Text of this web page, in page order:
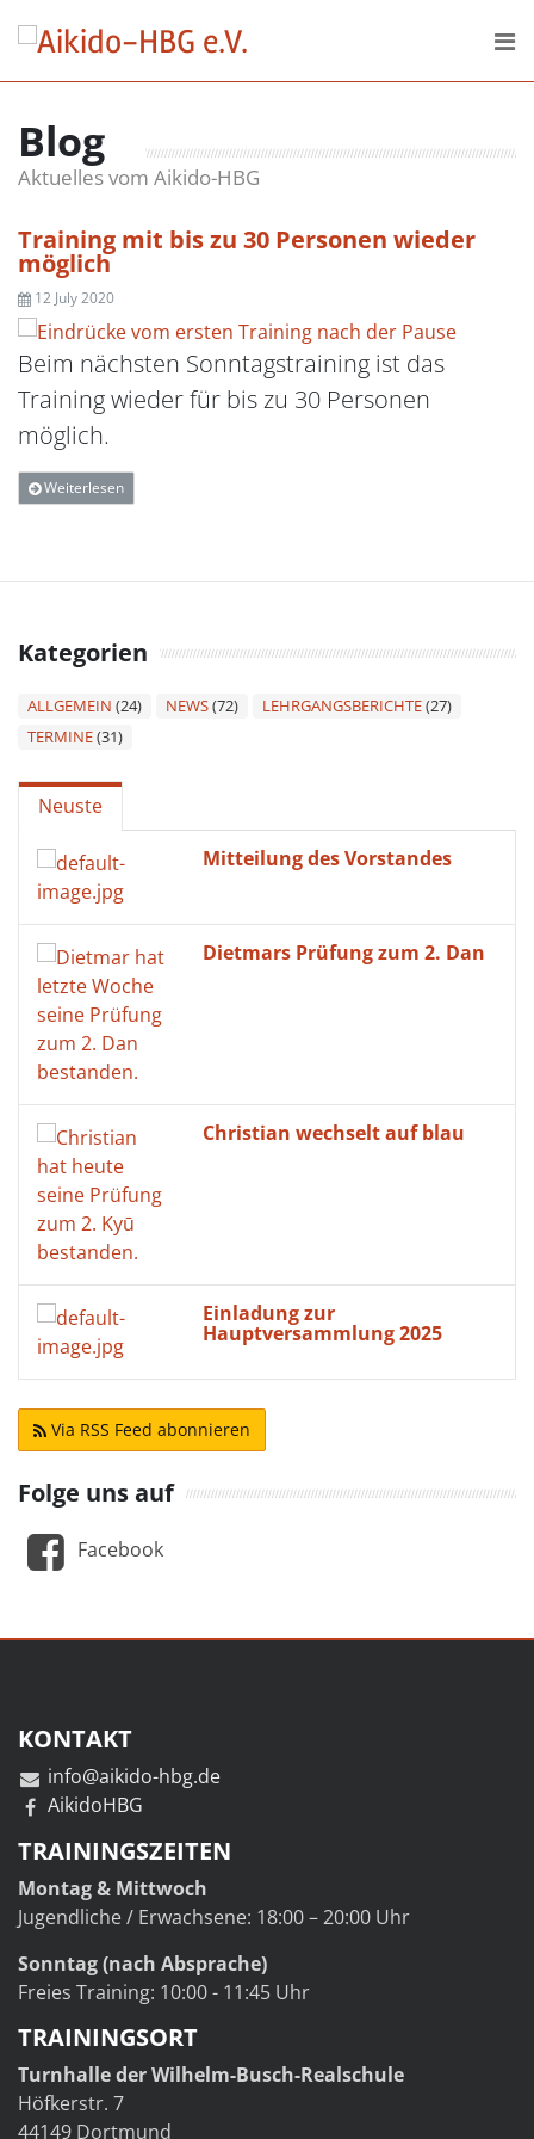
Blog
Aktuelles vom Aikido-HBG
Training mit bis zu 30 Personen wieder
möglich
12 July 2020
Beim nächsten Sonntagstraining ist das
Training wieder für bis zu 30 Personen
möglich.
Weiterlesen
Kategorien
ALLGEMEIN (24) NEWS(72) LEHRGANGSBERICHTE(27)
TERMINE(31)
Neuste
Mitteilung des Vorstandes
Dietmars Prüfung zum 2. Dan
Christian wechselt auf blau
Einladung zur
Hauptversammlung 2025
Via RSS Feed abonnieren
Folge uns auf
Facebook
KONTAKT
info@aikido-hbg.de
AikidoHBG
TRAININGSZEITEN
Montag & Mittwoch
Jugendliche / Erwachsene: 18:00 – 20:00 Uhr
Sonntag (nach Absprache)
Freies Training: 10:00 - 11:45 Uhr
TRAININGSORT
Turnhalle der Wilhelm-Busch-Realschule
Höfkerstr. 7
44149 Dortmund
AKTUELLES